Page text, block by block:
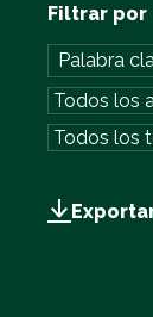
Filtrar por